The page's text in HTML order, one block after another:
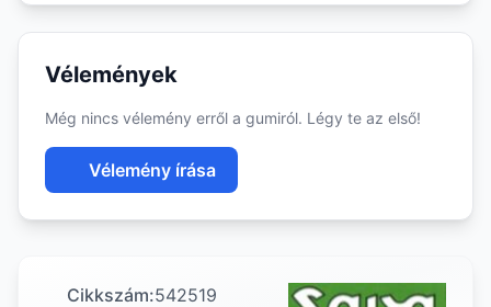
Vélemények
Még nincs vélemény erről a gumiról. Légy te az első!
Vélemény írása
Cikkszám:542519